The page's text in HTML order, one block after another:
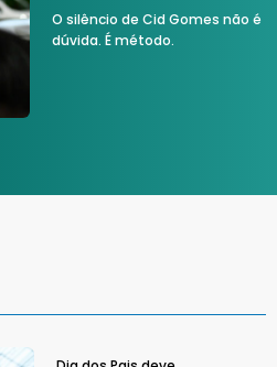
O silêncio de Cid Gomes não é
dúvida. É método.